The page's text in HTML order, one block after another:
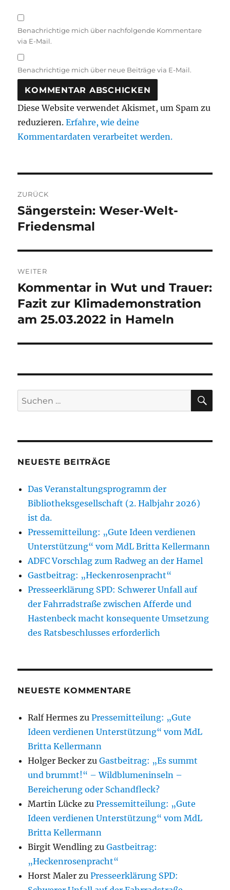
Benachrichtige mich über nachfolgende Kommentare
via E-Mail.
Benachrichtige mich über neue Beiträge via E-Mail.
Diese Website verwendet Akismet, um Spam zu
reduzieren.Erfahre, wie deine
Kommentardaten verarbeitet werden.
ZURÜCK
Vorheriger
Beitrag:
Sängerstein: Weser-Welt-
Friedensmal
WEITER
Nächster
Beitrag:
Kommentar in Wut und Trauer:
Fazit zur Klimademonstration
am 25.03.2022 in Hameln
Suchen
nach:
NEUESTE BEITRÄGE
Das Veranstaltungsprogramm der
Bibliotheksgesellschaft (2. Halbjahr 2026)
ist da.
Pressemitteilung: „Gute Ideen verdienen
Unterstützung“ vom MdL Britta Kellermann
ADFC Vorschlag zum Radweg an der Hamel
Gastbeitrag: „Heckenrosenpracht“
Presseerklärung SPD: Schwerer Unfall auf
der Fahrradstraße zwischen Afferde und
Hastenbeck macht konsequente Umsetzung
des Ratsbeschlusses erforderlich
NEUESTE KOMMENTARE
Ralf Hermes zuPressemitteilung: „Gute
Ideen verdienen Unterstützung“ vom MdL
Britta Kellermann
Holger Becker zuGastbeitrag: „Es summt
und brummt!“ – Wildblumeninseln –
Bereicherung oder Schandfleck?
Martin Lücke zuPressemitteilung: „Gute
Ideen verdienen Unterstützung“ vom MdL
Britta Kellermann
Birgit Wendling zuGastbeitrag:
„Heckenrosenpracht“
Horst Maler zuPresseerklärung SPD: